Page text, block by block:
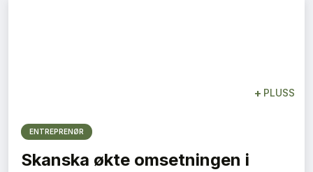
+ PLUSS
ENTREPRENØR
Skanska økte omsetningen i